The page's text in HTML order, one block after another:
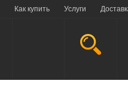
Как купить Услуги